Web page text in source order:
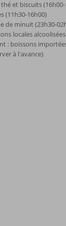
thé et biscuits
(11h30-16h00)
de minuit (23h30-
locales
: boissons
à l'avance)